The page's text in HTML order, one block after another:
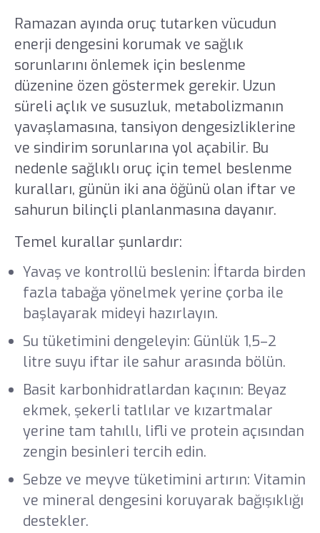
Ramazan ayında oruç tutarken vücudun
enerji dengesini korumak ve sağlık
sorunlarını önlemek için beslenme
düzenine özen göstermek gerekir. Uzun
süreli açlık ve susuzluk, metabolizmanın
yavaşlamasına, tansiyon dengesizliklerine
ve sindirim sorunlarına yol açabilir. Bu
nedenle sağlıklı oruç için temel beslenme
kuralları, günün iki ana öğünü olan iftar ve
sahurun bilinçli planlanmasına dayanır.
Temel kurallar şunlardır:
Yavaş ve kontrollü beslenin: İftarda birden
fazla tabağa yönelmek yerine çorba ile
başlayarak mideyi hazırlayın.
Su tüketimini dengeleyin: Günlük 1,5–2
litre suyu iftar ile sahur arasında bölün.
Basit karbonhidratlardan kaçının: Beyaz
ekmek, şekerli tatlılar ve kızartmalar
yerine tam tahıllı, lifli ve protein açısından
zengin besinleri tercih edin.
Sebze ve meyve tüketimini artırın: Vitamin
ve mineral dengesini koruyarak bağışıklığı
destekler.